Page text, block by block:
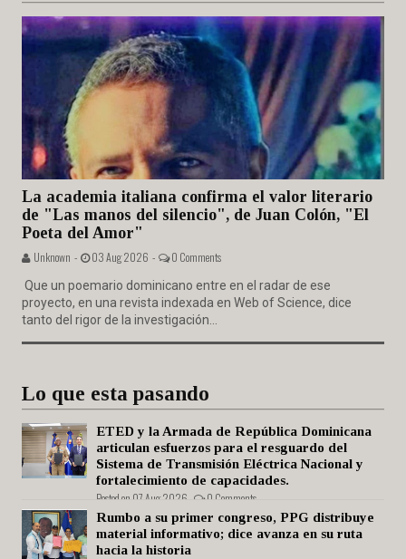
La academia italiana confirma el valor literario
de "Las manos del silencio", de Juan Colón, "El
Poeta del Amor"
Unknown - 03 Aug 2026 - 0 Comments
Que un poemario dominicano entre en el radar de ese
proyecto, en una revista indexada en Web of Science, dice
tanto del rigor de la investigación...
Lo que esta pasando
ETED y la Armada de República Dominicana
articulan esfuerzos para el resguardo del
Sistema de Transmisión Eléctrica Nacional y
fortalecimiento de capacidades.
Posted on 07 Aug 2026 - 0 Comments
Rumbo a su primer congreso, PPG distribuye
material informativo; dice avanza en su ruta
hacia la historia